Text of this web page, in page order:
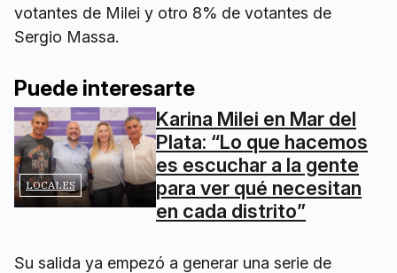
votantes de Milei y otro 8% de votantes de
Sergio Massa.
Puede interesarte
LOCALES
Karina Milei en Mar del
Plata: “Lo que hacemos
es escuchar a la gente
para ver qué necesitan
en cada distrito”
Su salida ya empezó a generar una serie de